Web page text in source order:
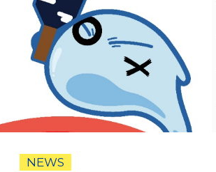
NEWS